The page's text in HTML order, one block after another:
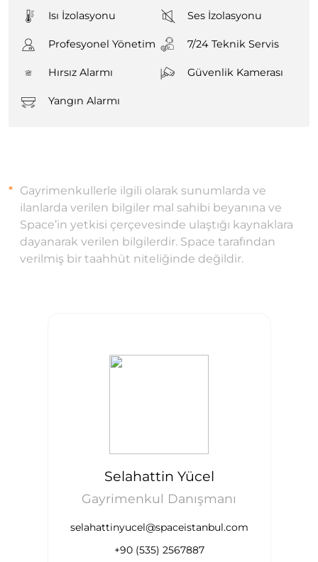
Isı İzolasyonu
Ses İzolasyonu
Profesyonel Yönetim 7/24 Teknik Servis
Hırsız Alarmı Güvenlik Kamerası
Yangın Alarmı
Gayrimenkullerle ilgili olarak sunumlarda ve
ilanlarda verilen bilgiler mal sahibi beyanına ve
Space’in yetkisi çerçevesinde ulaştığı kaynaklara
dayanarak verilen bilgilerdir. Space tarafından
verilmiş bir taahhüt niteliğinde değildir.
Selahattin Yücel
Gayrimenkul Danışmanı
selahattinyucel@spaceistanbul.com
+90 (535) 2567887